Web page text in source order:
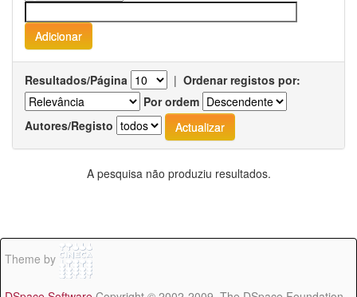
Resultados/Página | Ordenar registos por:
Por ordem
Autores/Registo
A pesquisa não produziu resultados.
Theme by